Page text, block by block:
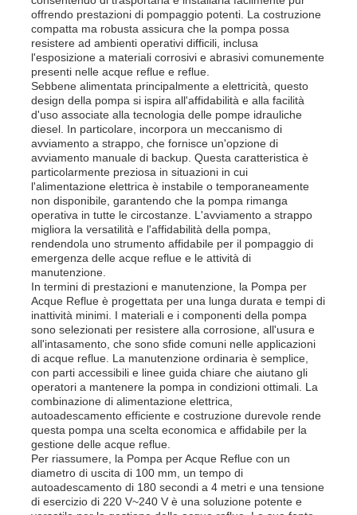
gruppo elettrogeno diesel
set di generatori a benzina
Gruppo elettrogeno inverter
Gruppo elettrogeno portatile
Gruppo elettrogeno industriale
Gruppo elettrogeno digitale
Generatore open frame
gruppo elettrogeno insonorizzato
generatore domestico di uso
Gruppo elettrogeno del baldacchino
offrendo prestazioni di pompaggio potenti. La costruzione
compatta ma robusta assicura che la pompa possa
resistere ad ambienti operativi difficili, inclusa
l'esposizione a materiali corrosivi e abrasivi comunemente
presenti nelle acque reflue e reflue.
Sebbene alimentata principalmente a elettricità, questo
design della pompa si ispira all'affidabilità e alla facilità
d'uso associate alla tecnologia delle pompe idrauliche
diesel. In particolare, incorpora un meccanismo di
avviamento a strappo, che fornisce un'opzione di
avviamento manuale di backup. Questa caratteristica è
particolarmente preziosa in situazioni in cui
l'alimentazione elettrica è instabile o temporaneamente
non disponibile, garantendo che la pompa rimanga
operativa in tutte le circostanze. L'avviamento a strappo
migliora la versatilità e l'affidabilità della pompa,
rendendola uno strumento affidabile per il pompaggio di
emergenza delle acque reflue e le attività di
manutenzione.
In termini di prestazioni e manutenzione, la Pompa per
Acque Reflue è progettata per una lunga durata e tempi di
inattività minimi. I materiali e i componenti della pompa
sono selezionati per resistere alla corrosione, all'usura e
all'intasamento, che sono sfide comuni nelle applicazioni
di acque reflue. La manutenzione ordinaria è semplice,
con parti accessibili e linee guida chiare che aiutano gli
operatori a mantenere la pompa in condizioni ottimali. La
combinazione di alimentazione elettrica,
autoadescamento efficiente e costruzione durevole rende
questa pompa una scelta economica e affidabile per la
gestione delle acque reflue.
Per riassumere, la Pompa per Acque Reflue con un
diametro di uscita di 100 mm, un tempo di
autoadescamento di 180 secondi a 4 metri e una tensione
di esercizio di 220 V~240 V è una soluzione potente e